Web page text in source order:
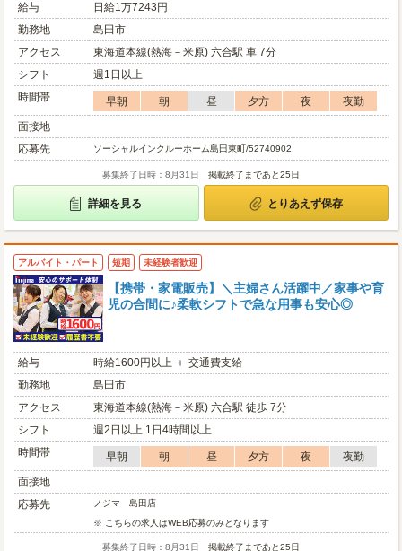
給与
日給1万7243円
勤務地
島田市
アクセス
東海道本線(熱海－米原) 六合駅 車 7分
シフト
週1日以上
時間帯
早朝 朝 昼 夕方 夜
夜勤
面接地
応募先
ソーシャルインクルーホーム島田東町/52740902
募集終了日時：8月31日 掲載終了まであと25日
詳細を見る とりあえず保存
アルバイト・パート 短期 未経験者歓迎
【携帯・家電販売】＼主婦さん活躍中／家事や育
児の合間に♪柔軟シフトで急な用事も安心◎
給与
時給1600円以上 ＋ 交通費支給
勤務地
島田市
アクセス
東海道本線(熱海－米原) 六合駅 徒歩 7分
シフト
週2日以上 1日4時間以上
時間帯
早朝 朝 昼 夕方 夜
夜勤
面接地
応募先
ノジマ 島田店
※ こちらの求人はWEB応募のみとなります
募集終了日時：8月31日 掲載終了まであと25日